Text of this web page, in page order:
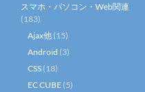
スマホ・パソコン・Web関連
(183)
Ajax他 (15)
Android (3)
CSS (18)
EC CUBE (5)